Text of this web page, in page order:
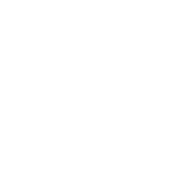
efectivo en tu tienda más
Bitnovo o realiza compras